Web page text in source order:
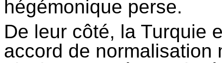
hégémonique perse.
De leur côté, la Turquie
accord de normalisation